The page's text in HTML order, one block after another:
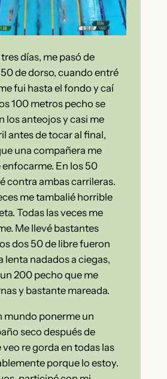
días, me pasó de
de dorso, cuando entré
fui hasta el fondo y caí
100 metros pecho se
los anteojos y casi me
antes de tocar al final,
una compañera me
En los 50
contra ambas carrileras.
me tambalié horrible
Todas las veces me
Me llevé bastantes
dos 50 de libre fueron
lenta nadados a ciegas,
200 pecho que me
y bastante mareada.
mundo ponerme un
seco después de
veo re gorda en todas las
porque lo estoy.